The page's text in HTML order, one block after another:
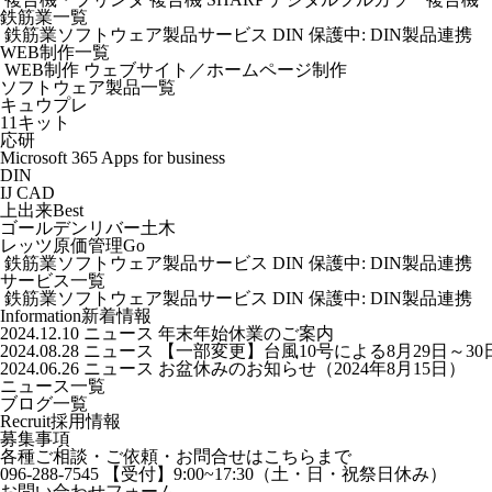
鉄筋業一覧
鉄筋業ソフトウェア製品サービス DIN 保護中: DIN製品連携
WEB制作一覧
WEB制作 ウェブサイト／ホームページ制作
ソフトウェア製品一覧
キュウプレ
11キット
応研
Microsoft 365 Apps for business
DIN
IJ CAD
上出来Best
ゴールデンリバー土木
レッツ原価管理Go
鉄筋業ソフトウェア製品サービス DIN 保護中: DIN製品連携
サービス一覧
鉄筋業ソフトウェア製品サービス DIN 保護中: DIN製品連携
Information新着情報
2024.12.10 ニュース 年末年始休業のご案内
2024.08.28 ニュース
【一部変更】台風10号による8月29日～
2024.06.26 ニュース お盆休みのお知らせ（2024年8月15日）
ニュース一覧
ブログ一覧
Recruit採用情報
募集事項
各種ご相談・ご依頼・お問合せはこちらまで
096-288-7545
【受付】9:00~17:30（土・日・祝祭日休み）